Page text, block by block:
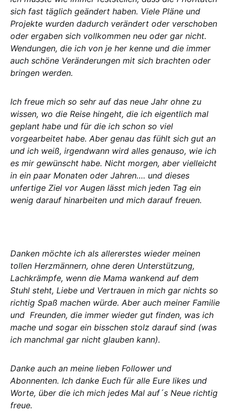
sich fast täglich geändert haben. Viele Pläne und
Projekte wurden dadurch verändert oder verschoben
oder ergaben sich vollkommen neu oder gar nicht.
Wendungen, die ich von je her kenne und die immer
auch schöne Veränderungen mit sich brachten oder
bringen werden.
Ich freue mich so sehr auf das neue Jahr ohne zu
wissen, wo die Reise hingeht, die ich eigentlich mal
geplant habe und für die ich schon so viel
vorgearbeitet habe. Aber genau das fühlt sich gut an
und ich weiß, irgendwann wird alles genauso, wie ich
es mir gewünscht habe. Nicht morgen, aber vielleicht
in ein paar Monaten oder Jahren…. und dieses
unfertige Ziel vor Augen lässt mich jeden Tag ein
wenig darauf hinarbeiten und mich darauf freuen.
Danken möchte ich als allererstes wieder meinen
tollen Herzmännern, ohne deren Unterstützung,
Lachkrämpfe, wenn die Mama wankend auf dem
Stuhl steht, Liebe und Vertrauen in mich gar nichts so
richtig Spaß machen würde. Aber auch meiner Familie
und Freunden, die immer wieder gut finden, was ich
mache und sogar ein bisschen stolz darauf sind (was
ich manchmal gar nicht glauben kann).
Danke auch an meine lieben Follower und
Abonnenten. Ich danke Euch für alle Eure likes und
Worte, über die ich mich jedes Mal auf´s Neue richtig
freue.